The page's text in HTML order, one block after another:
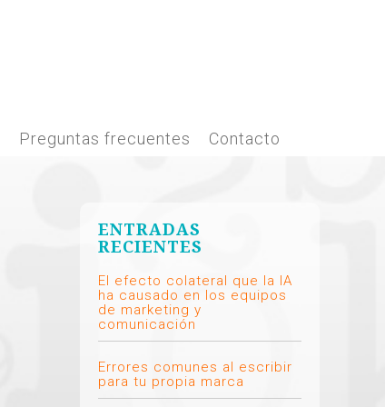
Preguntas frecuentes Contacto
ENTRADAS
RECIENTES
El efecto colateral que la IA
ha causado en los equipos
de marketing y
comunicación
Errores comunes al escribir
para tu propia marca